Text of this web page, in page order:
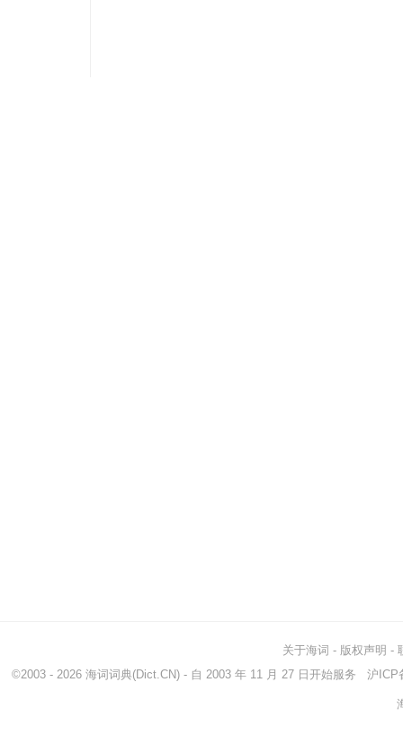
关于海词 - 版权声明 -
©2003 - 2026 海词词典(Dict.CN) - 自 2003 年 11 月 27 日开始服务 沪ICP